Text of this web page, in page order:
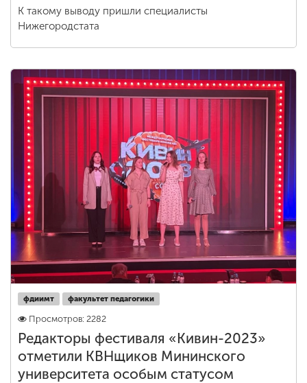
К такому выводу пришли специалисты
Нижегородстата
фдиимт факультет педагогики
Просмотров: 2282
Редакторы фестиваля «Кивин-2023»
отметили КВНщиков Мининского
университета особым статусом